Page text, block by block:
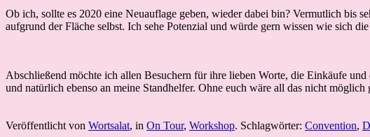
Ob ich, sollte es 2020 eine Neuauflage geben, wieder dabei bin? Vermutlich bis
aufgrund der Fläche selbst. Ich sehe Potenzial und würde gern wissen wie sich
Abschließend möchte ich allen Besuchern für ihre lieben Worte, die Einkäufe
und natürlich ebenso an meine Standhelfer. Ohne euch wäre all das nicht möglich
Veröffentlicht von Wortsalat, in On Tour, Workshop. Schlagwörter: Convention,